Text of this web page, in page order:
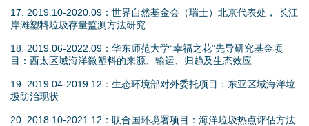
17. 2019.10-2020.09：世界自然基金会（瑞士）北京代表处， 长江
岸滩塑料垃圾存量监测方法研究
18. 2019.06-2022.09：华东师范大学“幸福之花”先导研究基金项
目：西太区域海洋微塑料的来源、输运、归趋及生态效应
19. 2019.04-2019.12：生态环境部对外委托项目：东亚区域海洋垃
圾防治现状
20. 2018.10-2021.12：联合国环境署项目：海洋垃圾热点评估方法